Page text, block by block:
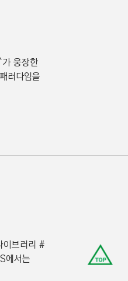
웅장한
러다임을
브러리 #
에서는
맨
위